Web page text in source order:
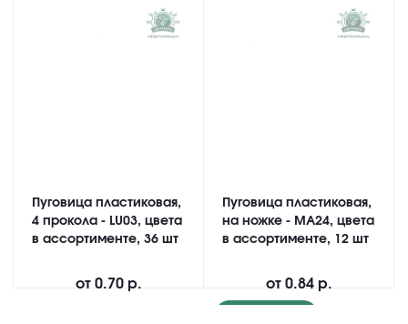
Пуговица пластиковая,
4 прокола - LU03, цвета
в ассортименте, 36 шт
от 0.70 р.
Пуговица пластиковая,
на ножке - MA24, цвета
в ассортименте, 12 шт
от 0.84 р.